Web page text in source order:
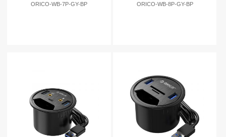
ORICO-WB-7P-GY-BP ORICO-WB-8P-GY-BP